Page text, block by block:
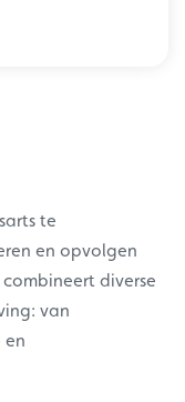
te
en opvolgen
diverse
van